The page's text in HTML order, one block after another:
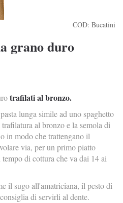
COD: Bucatini
grano duro
trafilati al bronzo.
lunga simile ad uno spaghetto
al bronzo e la semola di
in modo che trattengano il
via, per un primo piatto
di cottura che va dai 14 ai
il sugo all'amatriciana, il pesto di
di servirli al dente.